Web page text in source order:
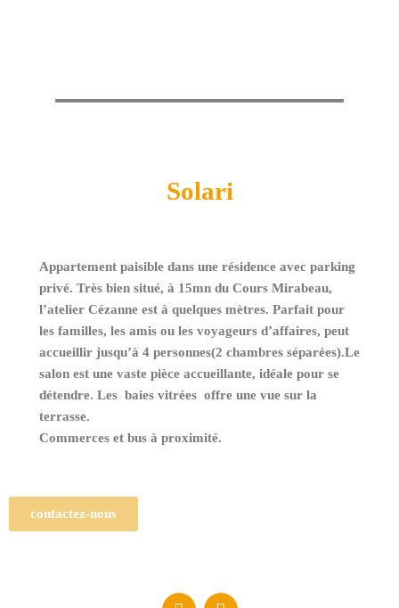
Solari
Appartement paisible dans une résidence avec parking
privé. Très bien situé, à 15mn du Cours Mirabeau,
l’atelier Cézanne est à quelques mètres. Parfait pour
les familles, les amis ou les voyageurs d’affaires, peut
accueillir jusqu’à 4 personnes(2 chambres séparées).Le
salon est une vaste pièce accueillante, idéale pour se
détendre. Les baies vitrées offre une vue sur la
terrasse.
Commerces et bus à proximité.
contactez-nous
c
s